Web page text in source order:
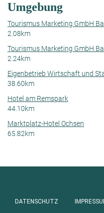
Umgebung
Tourismus Marketing GmbH
2.08km
Tourismus Marketing GmbH
2.24km
Eigenbetrieb Wirtschaft und
38.60km
Hotel am Remspark
44.10km
Marktplatz-Hotel Ochsen
65.82km
DATENSCHUTZ